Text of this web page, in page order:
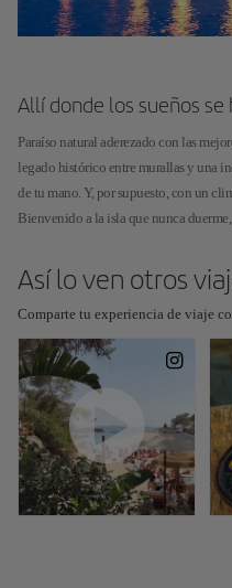
Allí donde los sueños se
Paraíso natural aderezado con las
legado histórico entre murallas y una
de tu mano. Y, por supuesto, con un
Bienvenido a la isla que nunca
Así lo ven otros
Comparte tu experiencia de viaje